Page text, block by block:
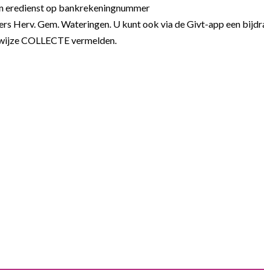
eredienst op bankrekeningnummer
Herv. Gem. Wateringen. U kunt ook via de Givt-app een
COLLECTE vermelden.